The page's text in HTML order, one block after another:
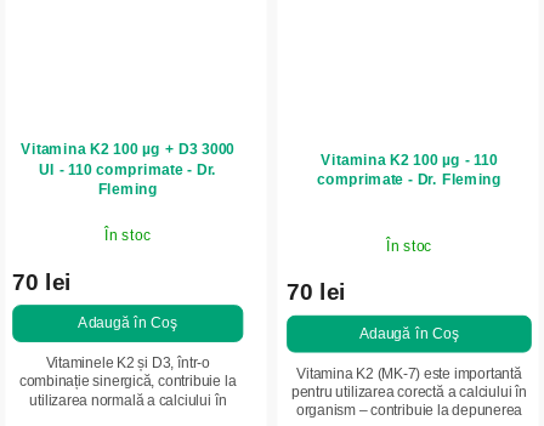
Vitamina K2 100 µg + D3 3000
UI - 110 comprimate - Dr.
Fleming
În stoc
70 lei
Adaugă în Coş
Vitaminele K2 și D3, într-o
combinație sinergică, contribuie la
utilizarea normală a calciului în
Vitamina K2 100 µg - 110
comprimate - Dr. Fleming
În stoc
70 lei
Adaugă în Coş
Vitamina K2 (MK-7) este importantă
pentru utilizarea corectă a calciului în
organism – contribuie la depunerea